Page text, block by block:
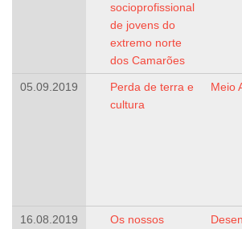
socioprofissional
de jovens do
extremo norte
dos Camarões
05.09.2019
Perda de terra e
cultura
Meio
16.08.2019
Os nossos